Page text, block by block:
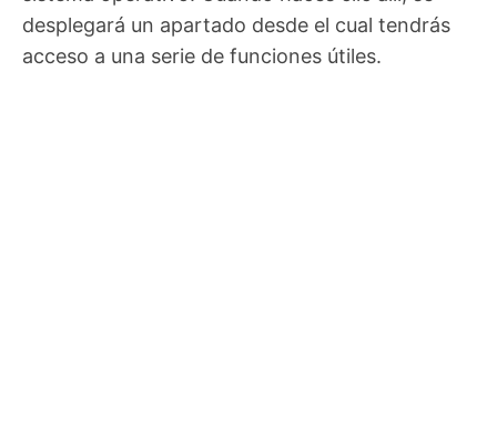
desplegará un apartado desde el cual tendrás
acceso a una serie de funciones útiles.